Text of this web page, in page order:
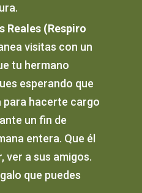
Reales (Respiro
visitas con un
tu hermano
esperando que
para hacerte cargo
un fin de
entera. Que él
ver a sus amigos.
que puedes